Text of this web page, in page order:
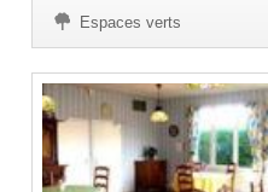
Espaces verts